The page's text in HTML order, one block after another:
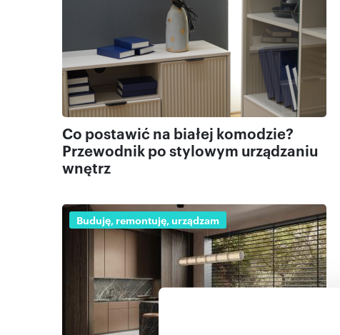
Co postawić na białej komodzie?
Przewodnik po stylowym urządzaniu
wnętrz
Buduję, remontuję, urządzam